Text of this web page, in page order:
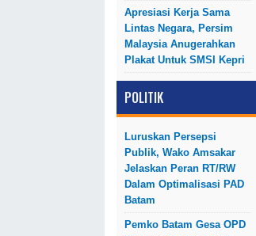
Apresiasi Kerja Sama
Lintas Negara, Persim
Malaysia Anugerahkan
Plakat Untuk SMSI Kepri
POLITIK
Luruskan Persepsi
Publik, Wako Amsakar
Jelaskan Peran RT/RW
Dalam Optimalisasi PAD
Batam
Pemko Batam Gesa OPD